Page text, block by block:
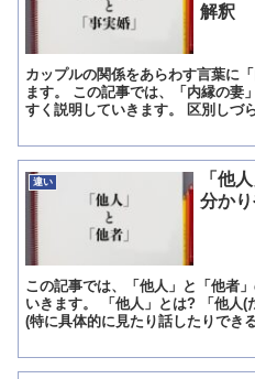
解釈
カップルの関係をあらわす言葉に
ます。 この記事では、「内縁の妻
すく説明していきます。 区別しづ
違い
「他
分か
この記事では、「他人」と「他者
いきます。 「他人」とは? 「他人(
(特に具体的に見たり話したりでき